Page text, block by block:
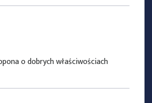
o dobrych właściwościach